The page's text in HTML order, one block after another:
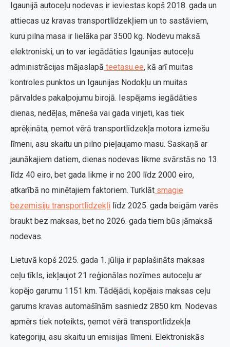
Igaunijā autoceļu nodevas ir ieviestas kopš 2018. gada un
attiecas uz kravas transportlīdzekļiem un to sastāviem,
kuru pilna masa ir lielāka par 3500 kg. Nodevu maksā
elektroniski, un to var iegādāties Igaunijas autoceļu
administrācijas mājaslapā teetasu.ee, kā arī muitas
kontroles punktos un Igaunijas Nodokļu un muitas
pārvaldes pakalpojumu birojā. Iespējams iegādāties
dienas, nedēļas, mēneša vai gada vinjeti, kas tiek
aprēķināta, ņemot vērā transportlīdzekļa motora izmešu
līmeni, asu skaitu un pilno pieļaujamo masu. Saskaņā ar
jaunākajiem datiem, dienas nodevas likme svārstās no 13
līdz 40 eiro, bet gada likme ir no 200 līdz 2000 eiro,
atkarībā no minētajiem faktoriem. Turklāt smagie
bezemisiju transportlīdzekļi līdz 2025. gada beigām varēs
braukt bez maksas, bet no 2026. gada tiem būs jāmaksā
nodevas.
Lietuvā kopš 2025. gada 1. jūlija ir paplašināts maksas
ceļu tīkls, iekļaujot 21 reģionālas nozīmes autoceļu ar
kopējo garumu 1151 km. Tādējādi, kopējais maksas ceļu
garums kravas automašīnām sasniedz 2850 km. Nodevas
apmērs tiek noteikts, ņemot vērā transportlīdzekļa
kategoriju, asu skaitu un emisijas līmeni. Elektroniskās